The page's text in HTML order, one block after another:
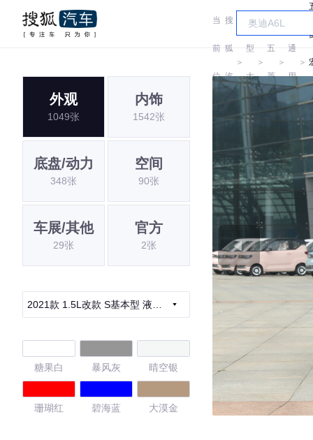
当
前
位
置:
搜
狐
汽
车
＞
车
型
大
＞
五
菱
＞
通
用
五
＞
外观
1049张
内饰
1542张
底盘/动力
348张
空间
90张
车展/其他
29张
官方
2张
2021款 1.5L改款 S基本型 液压
糖果白 暴风灰 晴空银
珊瑚红 碧海蓝 大漠金